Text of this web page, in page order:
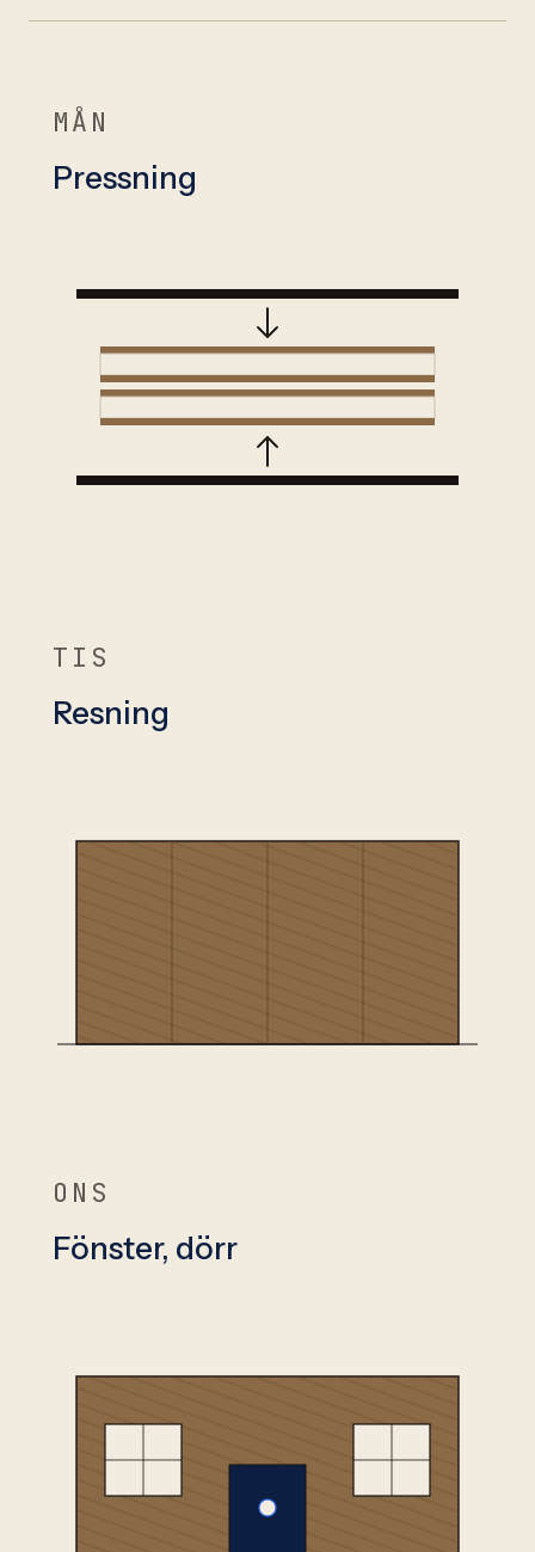
MÅN
Pressning
TIS
Resning
ONS
Fönster, dörr